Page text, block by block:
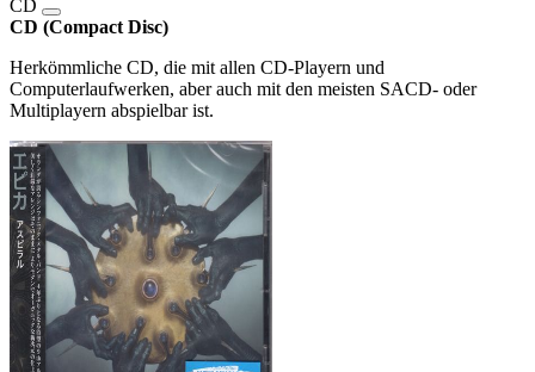
CD
CD (Compact Disc)
Herkömmliche CD, die mit allen CD-Playern und
Computerlaufwerken, aber auch mit den meisten SACD- oder
Multiplayern abspielbar ist.